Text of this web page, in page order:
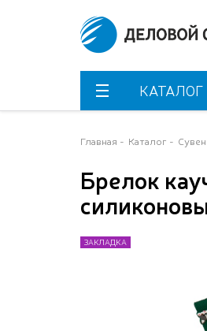
КАТАЛОГ
Главная Каталог
Брелок
ЗАКЛАДКА
ЗАКЛАДКА
ЗАКЛАДКА
ЗАКЛАДКА
ЗАКЛАДКА
ЗАКЛАДКА